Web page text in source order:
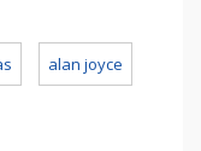
alan joyce